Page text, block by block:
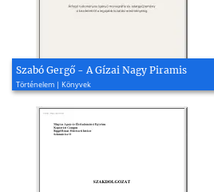
Szabó Gergő - A Gízai Nagy Piramis
Történelem | Könyvek